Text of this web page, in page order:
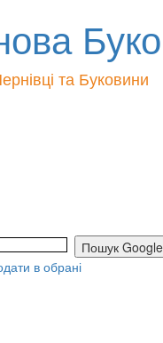
та Буковини
в обрані